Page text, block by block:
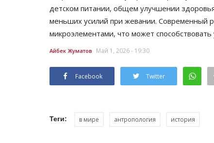
детском питании, общем улучшении
меньших усилий при жевании. Современный
микроэлементами, что может
Айбек Жуматов Май 1, 2026 - 19:30
Facebook Twitter
Теги: в мире антропология история